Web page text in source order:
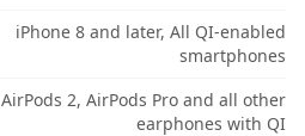
iPhone 8 and later, All QI-enabled
smartphones
AirPods 2, AirPods Pro and all other
earphones with QI